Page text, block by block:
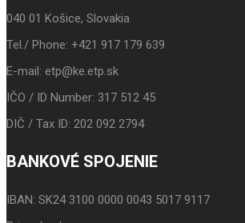
040 01 Košice, Slovakia
Tel./ Phone: +421 917 179 639
E-mail: etp@ke.etp.sk
IČO / ID Number: 317 512 45
DIČ / Tax ID: 202 092 2794
BANKOVÉ SPOJENIE
IBAN: SK24 3100 0000 0043 5017 9117